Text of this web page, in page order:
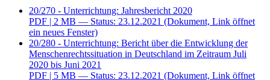
20/270 - Unterrichtung: Jahresbericht 2020
PDF | 2 MB — Status: 23.12.2021 (Dokument, Link öffnet
ein neues Fenster)
20/280 - Unterrichtung: Bericht über die Entwicklung der
Menschenrechtssituation in Deutschland im Zeitraum Juli
2020 bis Juni 2021
PDF | 5 MB — Status: 23.12.2021 (Dokument, Link öffnet